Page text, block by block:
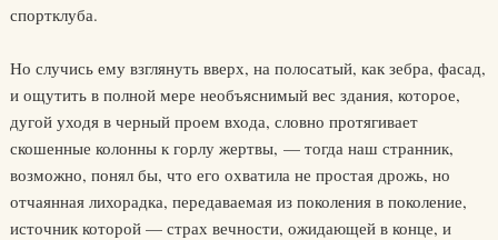
спортклуба.
Но случись ему взглянуть вверх, на полосатый, как зебра, фасад,
и ощутить в полной мере необъяснимый вес здания, которое,
дугой уходя в черный проем входа, словно протягивает
скошенные колонны к горлу жертвы, — тогда наш странник,
возможно, понял бы, что его охватила не простая дрожь, но
отчаянная лихорадка, передаваемая из поколения в поколение,
источник которой — страх вечности, ожидающей в конце, и